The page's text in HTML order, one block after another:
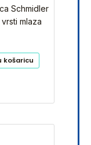
Schmidler
vrsti mlaza
košaricu